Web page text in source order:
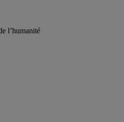
l’humanité